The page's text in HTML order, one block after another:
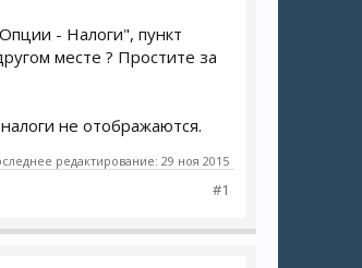
- Налоги", пункт
месте ? Простите за
не отображаются.
редактирование: 29 ноя 2015
#1